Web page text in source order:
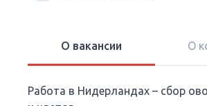
О вакансии О
Работа в Нидерландах – сбор